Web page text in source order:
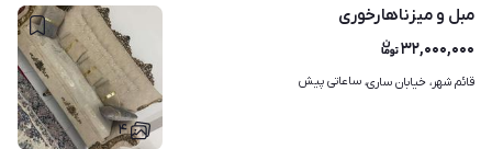
۴
مبل و میزناهارخوری
۳۲,۰۰۰,۰۰۰
قائم شهر، خیابان ساری، ساعاتی پیش